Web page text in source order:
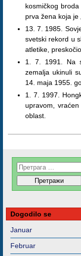
kosmičkog
prva žena koja je
13. 7. 1985.
svetski rekord u
atletike,
1. 7. 1991. Na
zemalja ukinuli
14. maja 1955.
1. 7. 1997.
upravom,
oblast.
Dogodilo se
Januar
Februar